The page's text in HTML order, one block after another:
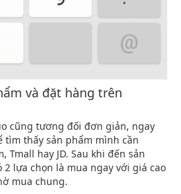
và đặt hàng trên
cũng tương đối đơn giản, ngay
tìm thấy sản phẩm mình cần
hay JD. Sau khi đến sản
lựa chọn là mua ngay với giá cao
mua chung.